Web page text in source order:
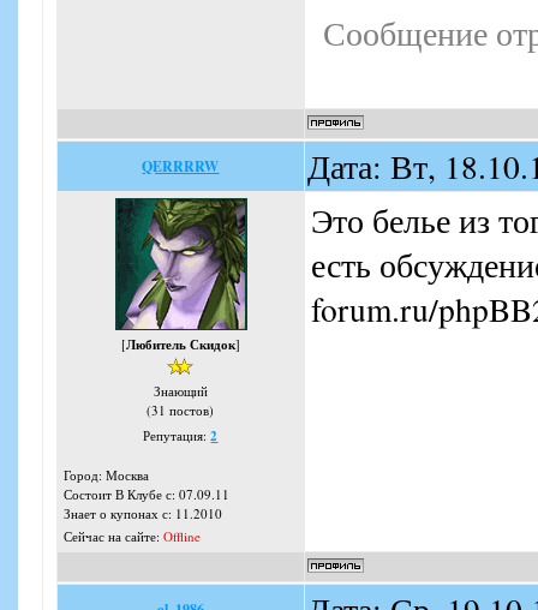
Сообщение
QERRRRW Дата: Вт,
[Любитель Скидок]
Знающий
(31 постов)
Репутация:2
Город: Москва
Состоит В Клубе с: 07.09.11
Знает о купонах с: 11.2010
Сейчас на сайте: Offline
Это белье из
есть
forum.ru/